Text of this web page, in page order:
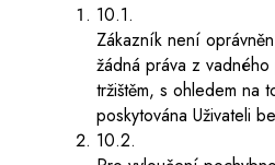
10.1.
Zákazník není
žádná práva z
tržištěm, s ohledem na
poskytována Uživateli
10.2.